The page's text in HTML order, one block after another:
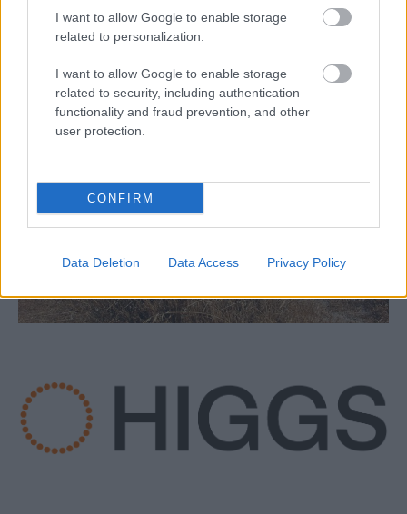
I want to allow Google to enable storage
related to personalization.
I want to allow Google to enable storage
related to security, including authentication
functionality and fraud prevention, and other
user protection.
CONFIRM
Data Deletion Data Access Privacy Policy